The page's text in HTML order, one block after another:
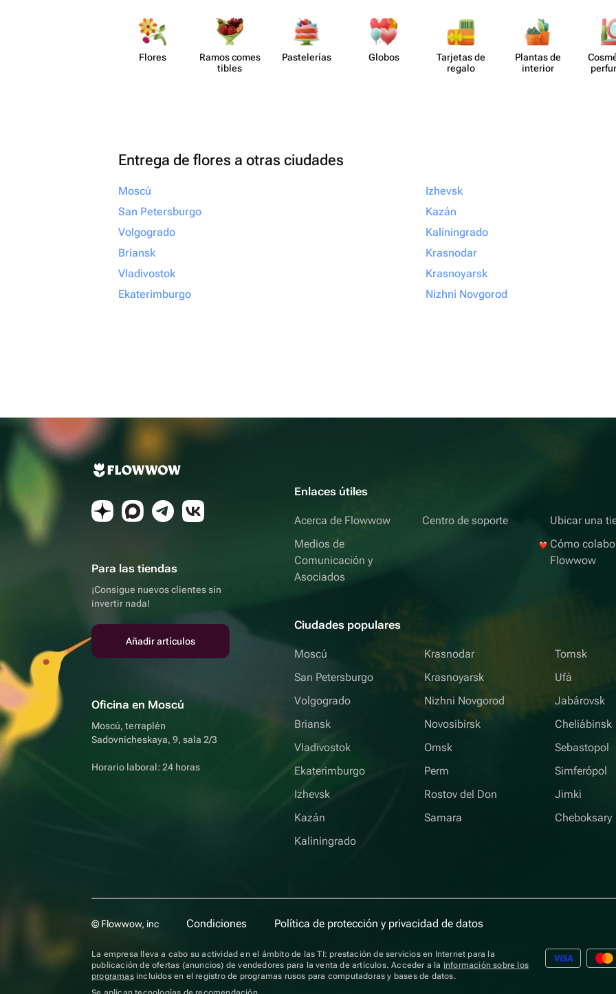
Flores
Ramos comes​
tibles
Paste​lerías Globos
Tarjetas de
regalo
Plantas de
interior
Entrega de flores a otras ciudades
Moscú
San Petersburgo
Volgogrado
Briansk
Vladivostok
Ekaterimburgo
Izhevsk
Kazán
Kaliningrado
Krasnodar
Krasnoyarsk
Nizhni Novgorod
Para las tiendas
¡Consigue nuevos clientes sin
invertir nada!
Añadir artículos
Oficina en Moscú
Moscú, terraplén
Sadovnicheskaya, 9, sala 2/3
Horario laboral: 24 horas
Enlaces útiles
Acerca de Flowwow
Medios de
Comunicación y
Asociados
Centro de soporte
Ubicar una
Cómo
Flowwow
Ciudades populares
Moscú
San Petersburgo
Volgogrado
Briansk
Vladivostok
Ekaterimburgo
Izhevsk
Kazán
Kaliningrado
Krasnodar
Krasnoyarsk
Nizhni Novgorod
Novosibirsk
Omsk
Perm
Rostov del Don
Samara
Tomsk
Ufá
Jabárovsk
Cheliábinsk
Sebastopol
Simferópol
Jimki
Cheboksary
© Flowwow, inc Condiciones Política de protección y privacidad de datos
La empresa lleva a cabo su actividad en el ámbito de las TI: prestación de servicios en Internet para la
publicación de ofertas (anuncios) de vendedores para la venta de artículos. Acceder a la información sobre los
programasincluidos en el registro de programas rusos para computadoras y bases de datos.